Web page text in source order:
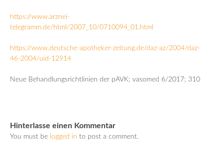
https://www.arznei-
telegramm.de/html/2007_10/0710094_01.html
https://www.deutsche-apotheker-zeitung.de/daz-az/2004/daz-
46-2004/uid-12914
Neue Behandlungsrichtlinien der pAVK; vasomed 6/2017; 310
Hinterlasse einen Kommentar
You must be logged in to post a comment.